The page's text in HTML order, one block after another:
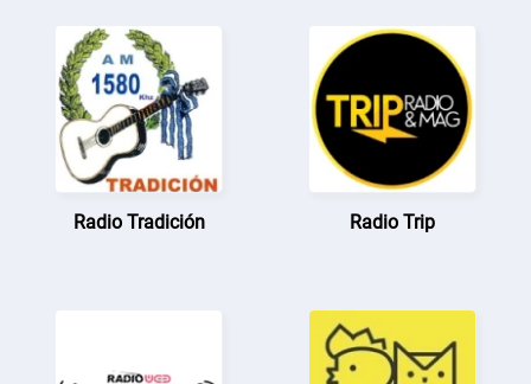
Radio Tradición Radio Trip